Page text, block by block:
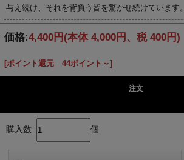
与え続け、それを背負う皆を驚かせ続けています。
価格:4,400円 (本体 4,000円、税 400円)
[ポイント還元 44ポイント～]
注文
購入数: 個